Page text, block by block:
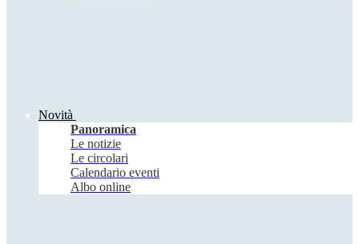
Novità
Panoramica
Le notizie
Le circolari
Calendario eventi
Albo online